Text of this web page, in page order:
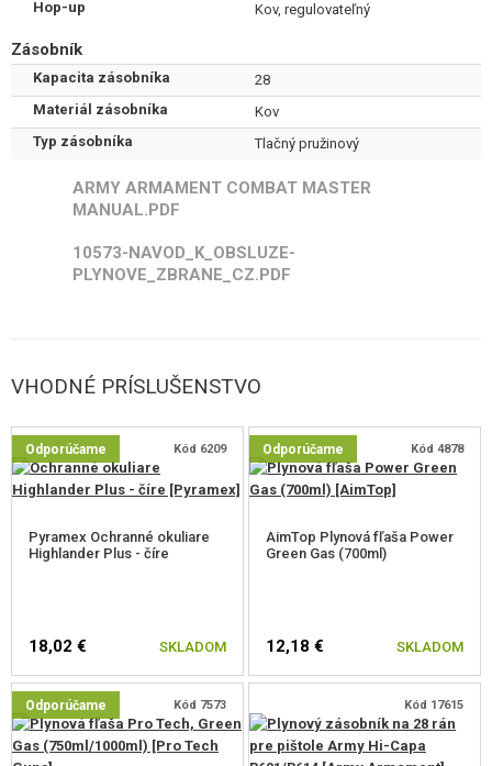
Hop-up Kov, regulovateľný
Zásobník
Kapacita zásobníka
28
Materiál zásobníka
Kov
Typ zásobníka
Tlačný pružinový
ARMY ARMAMENT COMBAT MASTER
MANUAL.PDF
10573-NAVOD_K_OBSLUZE-
PLYNOVE_ZBRANE_CZ.PDF
VHODNÉ PRÍSLUŠENSTVO
Odporúčame Kód 6209
Pyramex Ochranné okuliare
Highlander Plus - číre
18,02 € SKLADOM
Odporúčame Kód 4878
AimTop Plynová fľaša Power
Green Gas (700ml)
12,18 € SKLADOM
Odporúčame Kód 7573 Kód 17615